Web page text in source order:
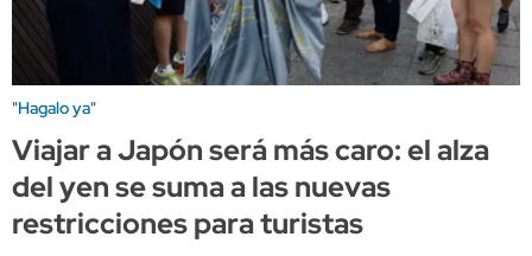
"Hagalo ya"
Viajar a Japón será más caro: el alza
del yen se suma a las nuevas
restricciones para turistas